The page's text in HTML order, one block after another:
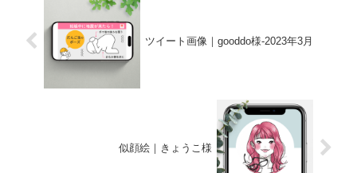
ツイート画像｜gooddo様-2023年3月
似顔絵｜きょうこ様